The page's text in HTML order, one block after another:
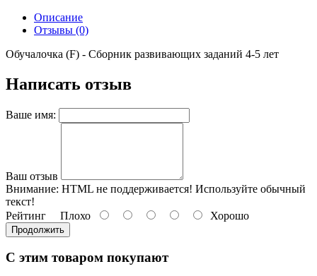
Описание
Отзывы (0)
Обучалочка (F) - Сборник развивающих заданий 4-5 лет
Написать отзыв
Ваше имя:
Ваш отзыв
Внимание: HTML не поддерживается! Используйте обычный
текст!
Рейтинг Плохо Хорошо
Продолжить
С этим товаром покупают